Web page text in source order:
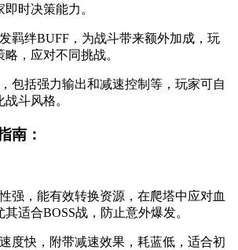
时决策能力。
羁绊BUFF，为战斗带来额外加成，玩
，应对不同挑战。
包括强力输出和减速控制等，玩家可自
斗风格。
南：
强，能有效转换资源，在爬塔中应对血
适合BOSS战，防止意外爆发。
度快，附带减速效果，耗蓝低，适合初